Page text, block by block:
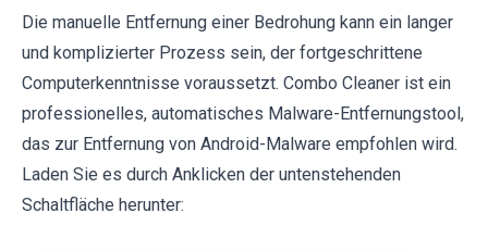
Die manuelle Entfernung einer Bedrohung kann ein langer
und komplizierter Prozess sein, der fortgeschrittene
Computerkenntnisse voraussetzt. Combo Cleaner ist ein
professionelles, automatisches Malware-Entfernungstool,
das zur Entfernung von Android-Malware empfohlen wird.
Laden Sie es durch Anklicken der untenstehenden
Schaltfläche herunter: